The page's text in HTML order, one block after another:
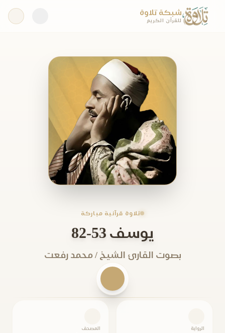
شبكة تلاوة
للقرآن الكريم
تلاوة قرآنية مباركة
يوسف 53-82
بصوت القارئ الشيخ / محمد رفعت
الرواية المصحف